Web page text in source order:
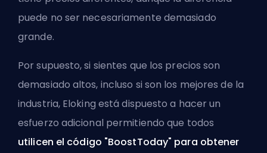
puede no ser necesariamente demasiado
grande.
Por supuesto, si sientes que los precios son
demasiado altos, incluso si son los mejores de la
industria, Eloking está dispuesto a hacer un
esfuerzo adicional permitiendo que todos
utilicen el código "BoostToday" para obtener